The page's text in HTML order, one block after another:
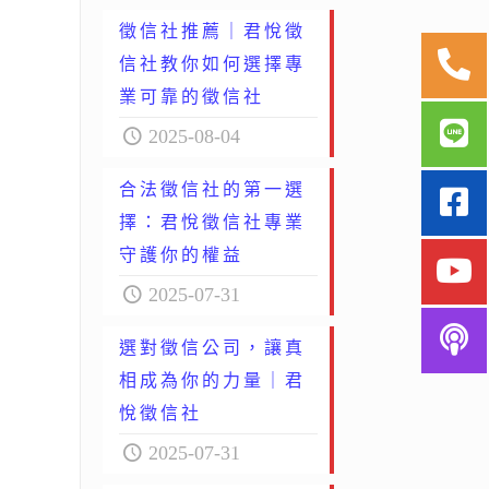
徵信社推薦｜君悅徵
信社教你如何選擇專
業可靠的徵信社
2025-08-04
合法徵信社的第一選
擇：君悅徵信社專業
守護你的權益
2025-07-31
選對徵信公司，讓真
相成為你的力量｜君
悅徵信社
2025-07-31